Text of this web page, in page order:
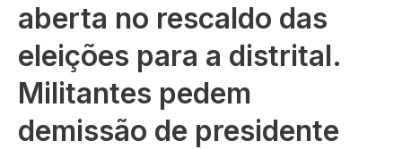
aberta no rescaldo das
eleições para a distrital.
Militantes pedem
demissão de presidente